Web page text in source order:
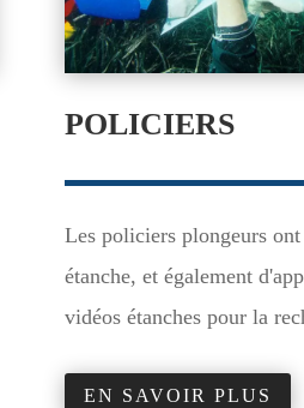
POLICIERS
Les policiers plongeurs
étanche, et également
vidéos étanches pour la
EN SAVOIR PLUS